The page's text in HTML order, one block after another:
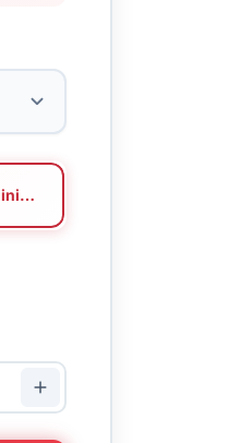
Calculá las cuotas con tu entrega inicial